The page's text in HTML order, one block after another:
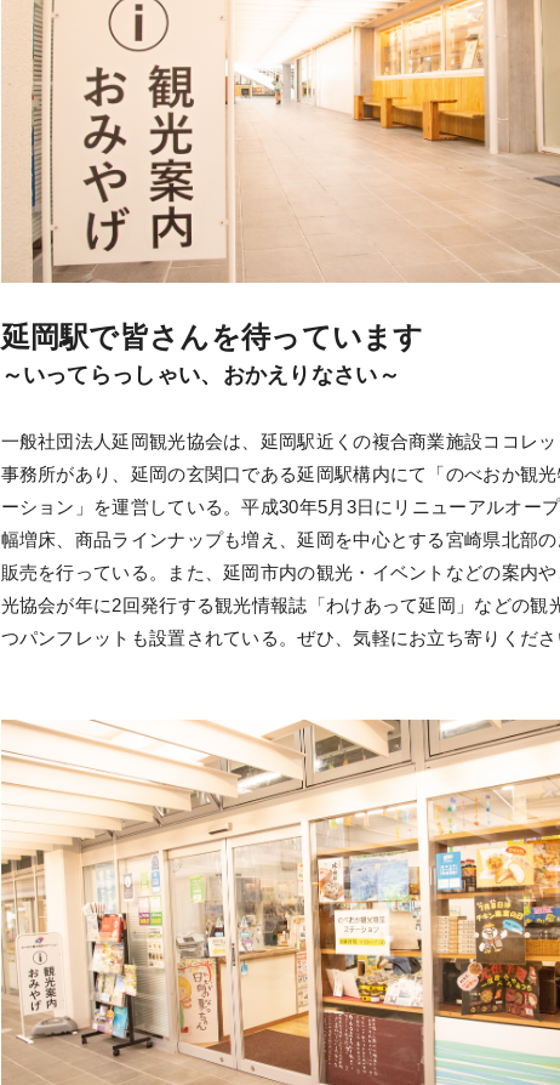
延岡駅で皆さんを待っています
～いってらっしゃい、おかえりなさい～
一般社団法人延岡観光協会は、延岡駅近くの複合商業施設ココレッ
事務所があり、延岡の玄関口である延岡駅構内にて「のべおか観光
ーション」を運営している。平成30年5月3日にリニューアルオー
幅増床、商品ラインナップも増え、延岡を中心とする宮崎県北部
販売を行っている。また、延岡市内の観光・イベントなどの案内や
光協会が年に2回発行する観光情報誌「わけあって延岡」などの観
つパンフレットも設置されている。ぜひ、気軽にお立ち寄りくださ